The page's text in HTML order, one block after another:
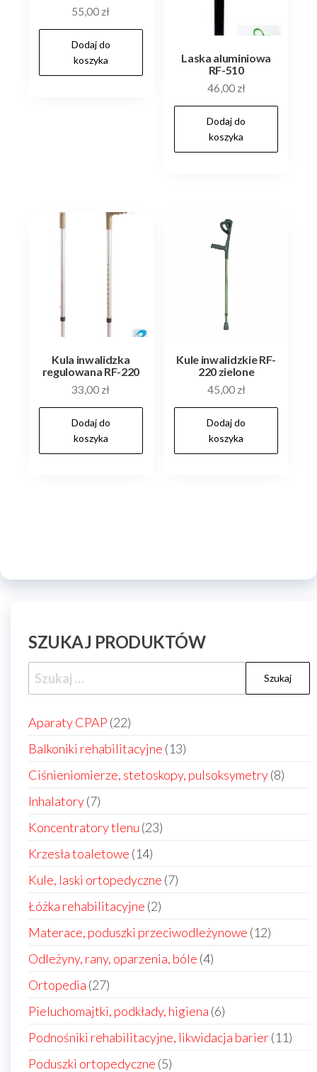
55,00 zł
Dodaj do
koszyka
Laska aluminiowa
RF-510
46,00 zł
Dodaj do
koszyka
Kula inwalidzka
regulowana RF-220
33,00 zł
Dodaj do
koszyka
Kule inwalidzkie RF-
220 zielone
45,00 zł
Dodaj do
koszyka
SZUKAJ PRODUKTÓW
Szukaj:
Aparaty CPAP 2222
produkty
Balkoniki rehabilitacyjne 1313
produktów
Ciśnieniomierze, stetoskopy, pulsoksymetry 88
Inhalatory 77
produktów
Koncentratory tlenu 2323
Krzesła toaletowe 1414
produktów
Kule, laski ortopedyczne 77
Łóżka rehabilitacyjne 22
produkty
Materace, poduszki przeciwodleżynowe 1212
Odleżyny, rany, oparzenia, bóle 44
Ortopedia 2727
produktów
Pieluchomajtki, podkłady, higiena 66
produktów
Podnośniki rehabilitacyjne, likwidacja barier 1111
Poduszki ortopedyczne 55